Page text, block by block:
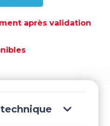
après validation